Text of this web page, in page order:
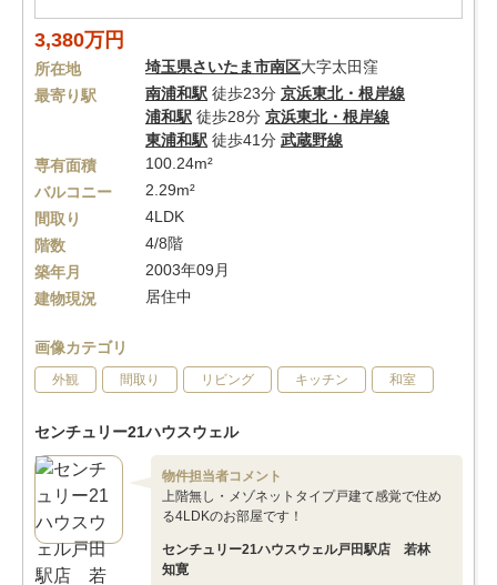
3,380万円
所在地 埼玉県さいたま市南区大字太田窪
最寄り駅
南浦和駅 徒歩23分 京浜東北・根岸線
浦和駅 徒歩28分 京浜東北・根岸線
東浦和駅 徒歩41分 武蔵野線
専有面積
100.24m²
バルコニー
2.29m²
間取り
4LDK
階数
4/8階
築年月
2003年09月
建物現況
居住中
画像カテゴリ
外観 間取り リビング キッチン 和室
センチュリー21ハウスウェル
物件担当者コメント
上階無し・メゾネットタイプ戸建て感覚で住め
る4LDKのお部屋です！
センチュリー21ハウスウェル戸田駅店 若林
知寛